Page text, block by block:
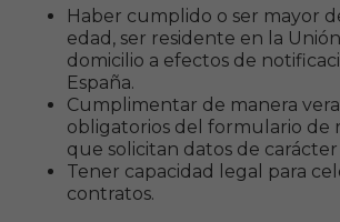
Haber cumplido o ser mayor
edad, ser residente en la
domicilio a efectos de
España.
Cumplimentar de manera
obligatorios del formulario de
que solicitan datos de
Tener capacidad legal para
contratos.